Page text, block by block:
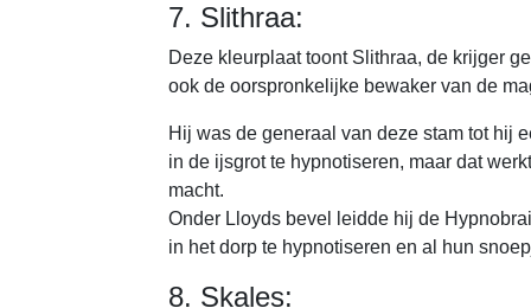
7. Slithraa:
Deze kleurplaat toont Slithraa, de krijger
ook de oorspronkelijke bewaker van de
Hij was de generaal van deze stam tot hij
in de ijsgrot te hypnotiseren, maar dat
macht.
Onder Lloyds bevel leidde hij de
in het dorp te hypnotiseren en al hun
8. Skales: